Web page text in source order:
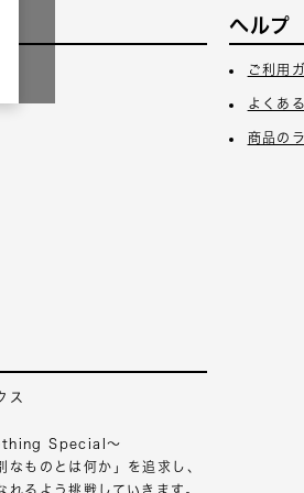
ヘルプ
ご利用
よくあ
商品の
ス
Special～
なものとは何か」を追求し、
れるよう挑戦していきます。